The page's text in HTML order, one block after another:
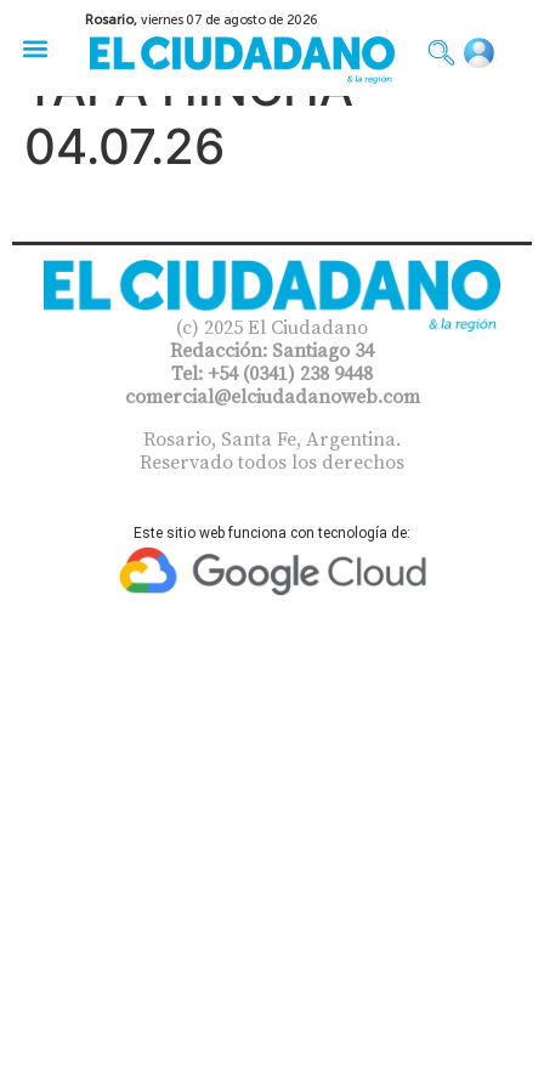
Rosario,viernes 07 de agosto de 2026
TAPA HINCHA
04.07.26
(c) 2025 El Ciudadano
Redacción: Santiago 34
Tel: +54 (0341) 238 9448
comercial@elciudadanoweb.com​
Rosario, Santa Fe, Argentina.
Reservado todos los derechos
Este sitio web funciona con tecnología de: